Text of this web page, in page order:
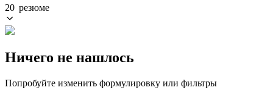
20 резюме
Ничего не нашлось
Попробуйте изменить формулировку или фильтры